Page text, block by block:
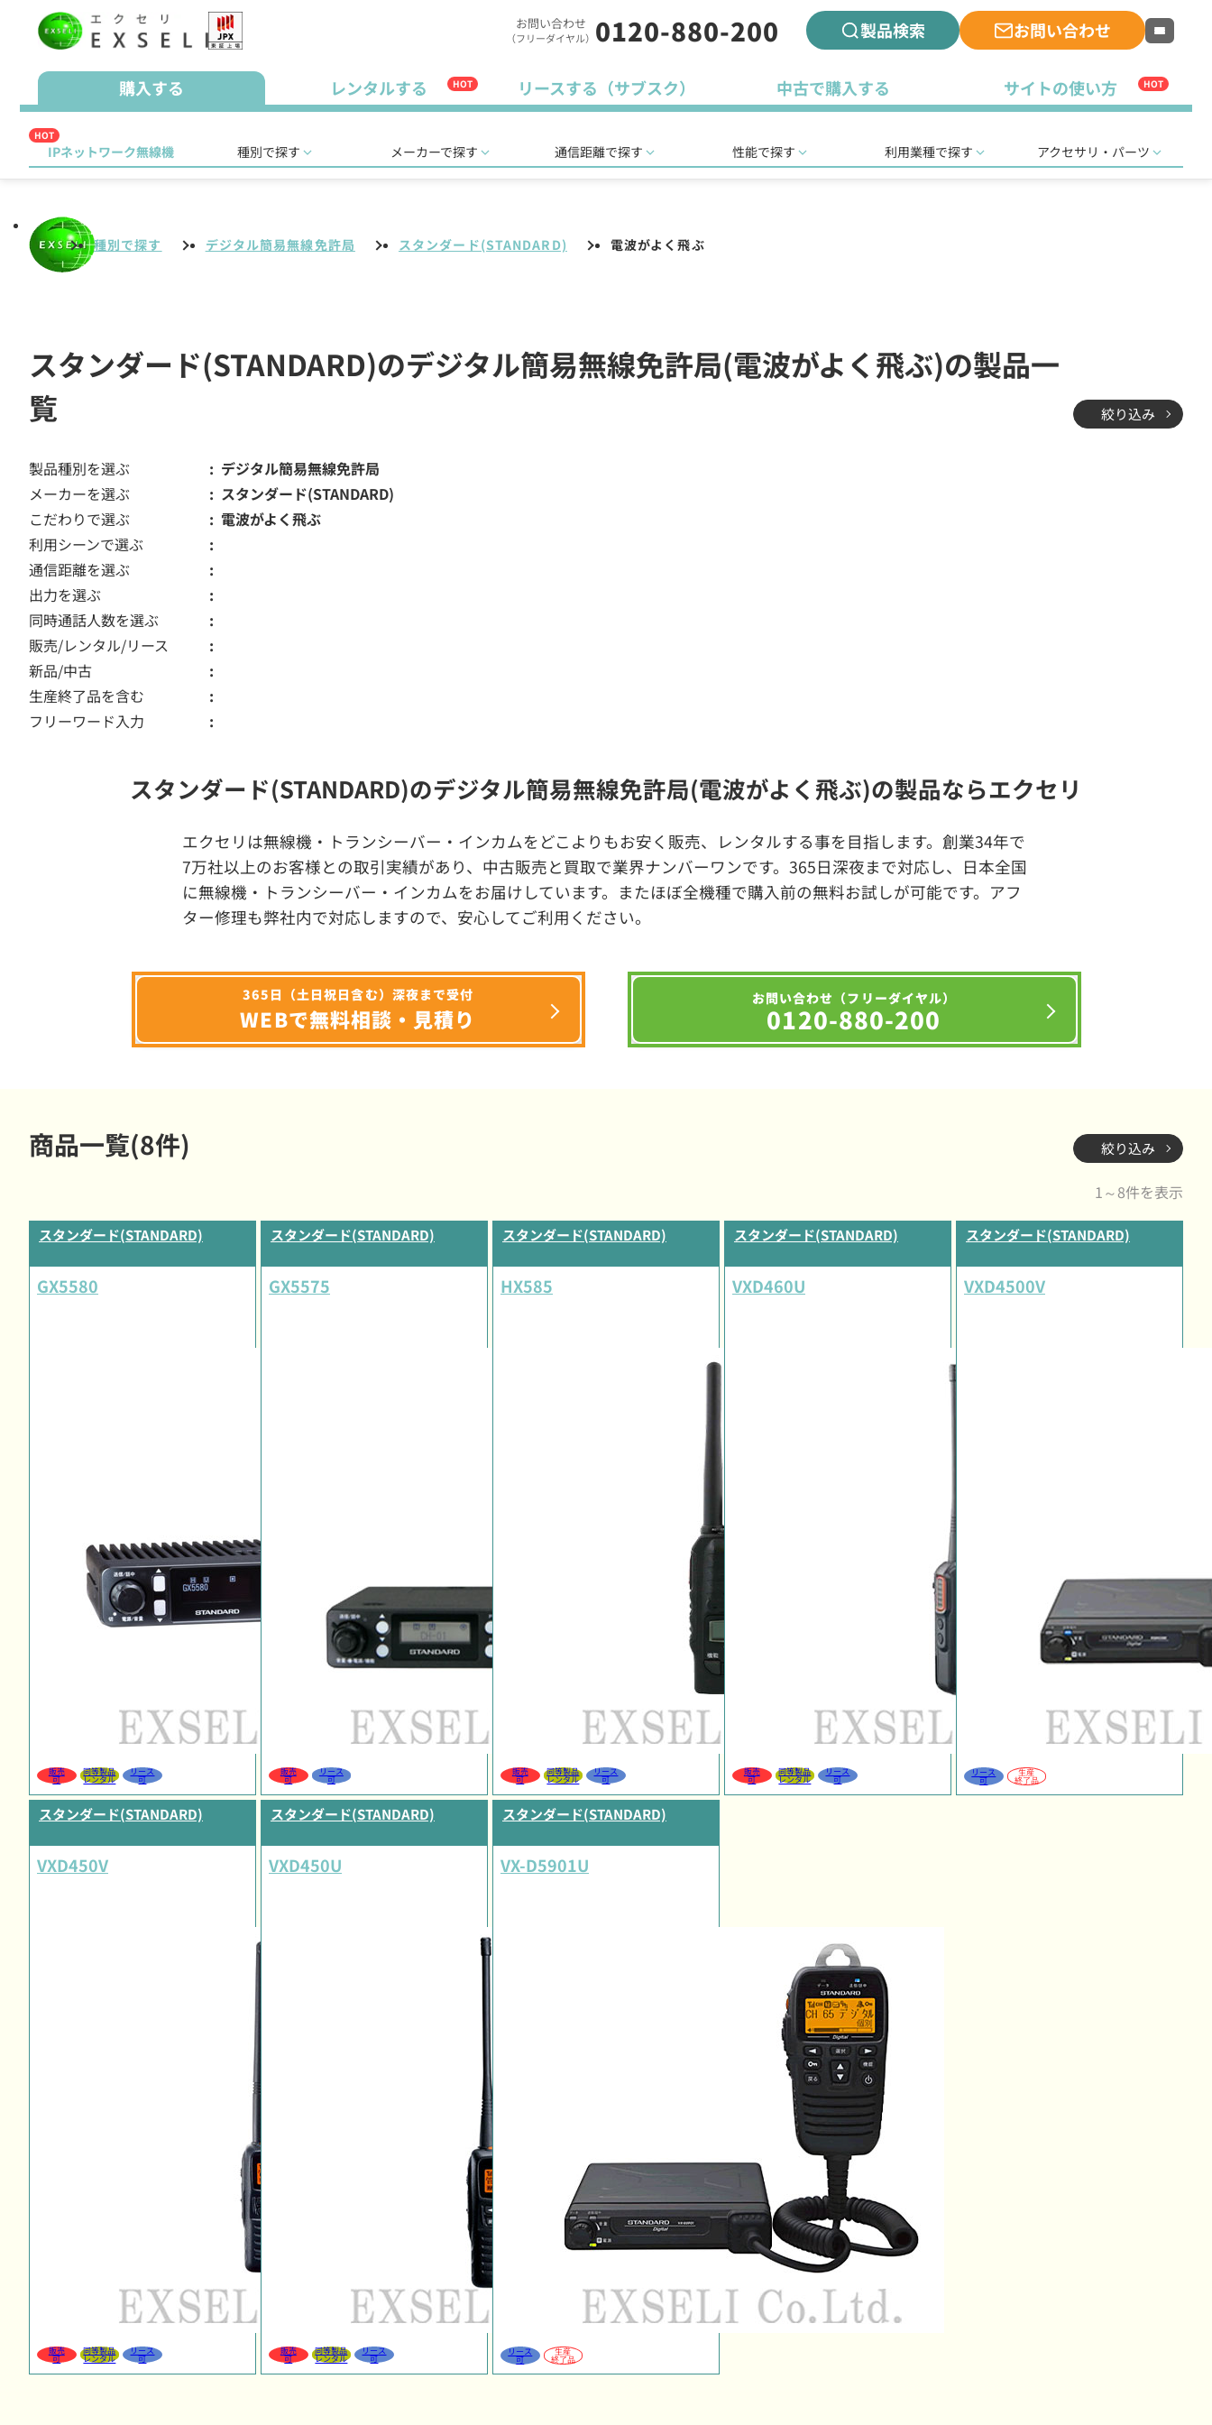
お問い合わせ
（フリーダイヤル） 0120-880-200 製品検索 お問い合わせ
購入する レンタルする HOT リースする（サブスク） 中古で購入する サイトの使い方 HOT
HOT
IPネットワーク無線機 種別で探す メーカーで探す 通信距離で探す 性能で探す 利用業種で探す アクセサリ・パーツ
種別で探す デジタル簡易無線免許局 スタンダード(STANDARD) 電波がよく飛ぶ
スタンダード(STANDARD)のデジタル簡易無線免許局(電波がよく飛ぶ)の製品一
覧
絞り込み
製品種別を選ぶ
デジタル簡易無線免許局
メーカーを選ぶ
スタンダード(STANDARD)
こだわりで選ぶ
電波がよく飛ぶ
利用シーンで選ぶ
通信距離を選ぶ
出力を選ぶ
同時通話人数を選ぶ
販売/レンタル/リース
新品/中古
生産終了品を含む
フリーワード入力
スタンダード(STANDARD)のデジタル簡易無線免許局(電波がよく飛ぶ)の製品ならエクセリ
エクセリは無線機・トランシーバー・インカムをどこよりもお安く販売、レンタルする事を目指します。創業34年で
7万社以上のお客様との取引実績があり、中古販売と買取で業界ナンバーワンです。365日深夜まで対応し、日本全国
に無線機・トランシーバー・インカムをお届けしています。またほぼ全機種で購入前の無料お試しが可能です。アフ
ター修理も弊社内で対応しますので、安心してご利用ください。
365日（土日祝日含む）深夜まで受付
WEBで無料相談・見積り
お問い合わせ（フリーダイヤル）
0120-880-200
商品一覧(8件) 絞り込み
1～8件を表示
スタンダード(STANDARD)
GX5580
販売
可
同等製品
レンタル
リース
可
スタンダード(STANDARD)
GX5575
販売
可
リース
可
スタンダード(STANDARD)
HX585
販売
可
同等製品
レンタル
リース
可
スタンダード(STANDARD)
VXD460U
販売
可
同等製品
レンタル
リース
可
スタンダード(STANDARD)
VXD4500V
リース
可
生産
終了品
スタンダード(STANDARD)
VXD450V
販売
可
同等製品
レンタル
リース
可
スタンダード(STANDARD)
VXD450U
販売
可
同等製品
レンタル
リース
可
スタンダード(STANDARD)
VX-D5901U
リース
可
生産
終了品